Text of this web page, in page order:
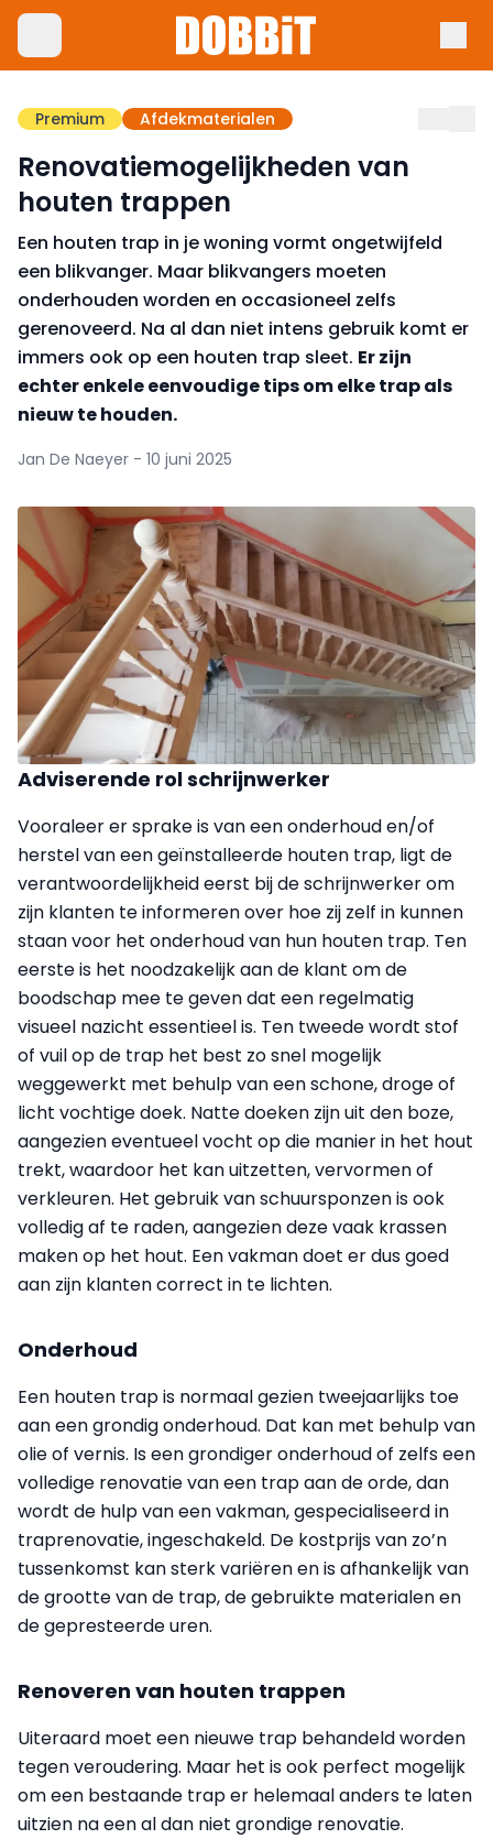
Premium Afdekmaterialen
Renovatiemogelijkheden van
houten trappen
Een houten trap in je woning vormt ongetwijfeld
een blikvanger. Maar blik­vangers moeten
onderhouden worden en occasioneel zelfs
gerenoveerd. Na al dan niet intens gebruik komt er
immers ook op een houten trap sleet. Er zijn
echter enkele eenvoudige tips om elke trap als
nieuw te houden.
Jan De Naeyer - 10 juni 2025
Adviserende rol schrijnwerker
Vooraleer er sprake is van een onderhoud en/of
herstel van een geïnstalleerde houten trap, ligt de
verantwoordelijkheid eerst bij de schrijnwerker om
zijn klanten te informeren over hoe zij zelf in kunnen
staan voor het onderhoud van hun houten trap. Ten
eerste is het noodzakelijk aan de klant om de
boodschap mee te geven dat een regelmatig
visueel nazicht essentieel is. Ten tweede wordt stof
of vuil op de trap het best zo snel mogelijk
weggewerkt met behulp van een schone, droge of
licht vochtige doek. Natte doeken zijn uit den boze,
aangezien eventueel vocht op die manier in het hout
trekt, waardoor het kan uitzetten, vervormen of
verkleuren. Het gebruik van schuursponzen is ook
volledig af te raden, aangezien deze vaak krassen
maken op het hout. Een vakman doet er dus goed
aan zijn klanten correct in te lichten.
Onderhoud
Een houten trap is normaal gezien tweejaarlijks toe
aan een grondig onderhoud. Dat kan met behulp van
olie of vernis. Is een grondiger onderhoud of zelfs een
volledige renovatie van een trap aan de orde, dan
wordt de hulp van een vakman, gespecialiseerd in
trap­renovatie, ingeschakeld. De kostprijs van zo’n
tussenkomst kan sterk variëren en is afhankelijk van
de grootte van de trap, de gebruikte materialen en
de gepresteerde uren.
Renoveren van houten trappen
Uiteraard moet een nieuwe trap behandeld worden
tegen veroudering. Maar het is ook perfect mogelijk
om een bestaande trap er helemaal anders te laten
uitzien na een al dan niet grondige renovatie.